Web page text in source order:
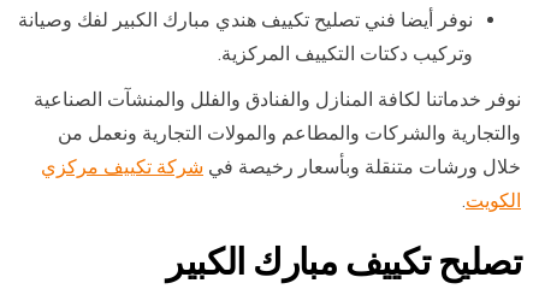
نوفر أيضا فني تصليح تكييف هندي مبارك الكبير لفك وصيانة
وتركيب دكتات التكييف المركزية.
نوفر خدماتنا لكافة المنازل والفنادق والفلل والمنشآت الصناعية
والتجارية والشركات والمطاعم والمولات التجارية ونعمل من
خلال ورشات متنقلة وبأسعار رخيصة في شركة تكييف مركزي
الكويت.
تصليح تكييف مبارك الكبير